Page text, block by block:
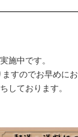
施中です。
すのでお早めに
しております。